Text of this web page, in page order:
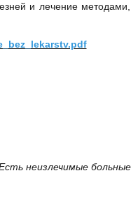
и лечение
неизлечимые